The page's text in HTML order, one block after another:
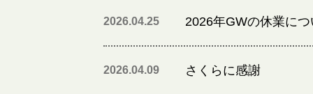
2026.04.25 2026年GWの休業につ
2026.04.09 さくらに感謝